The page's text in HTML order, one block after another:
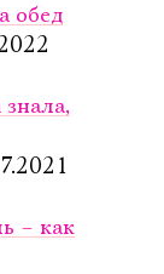
обед
– как